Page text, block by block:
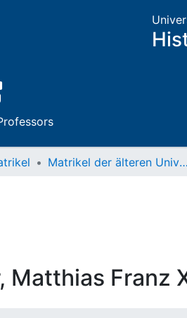
Matrikel der älteren Universität
Matthias Franz